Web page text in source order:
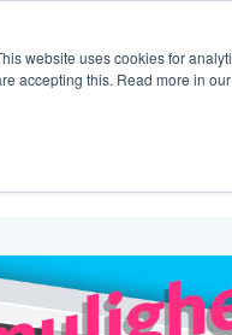
website uses cookies for
accepting this. Read more in